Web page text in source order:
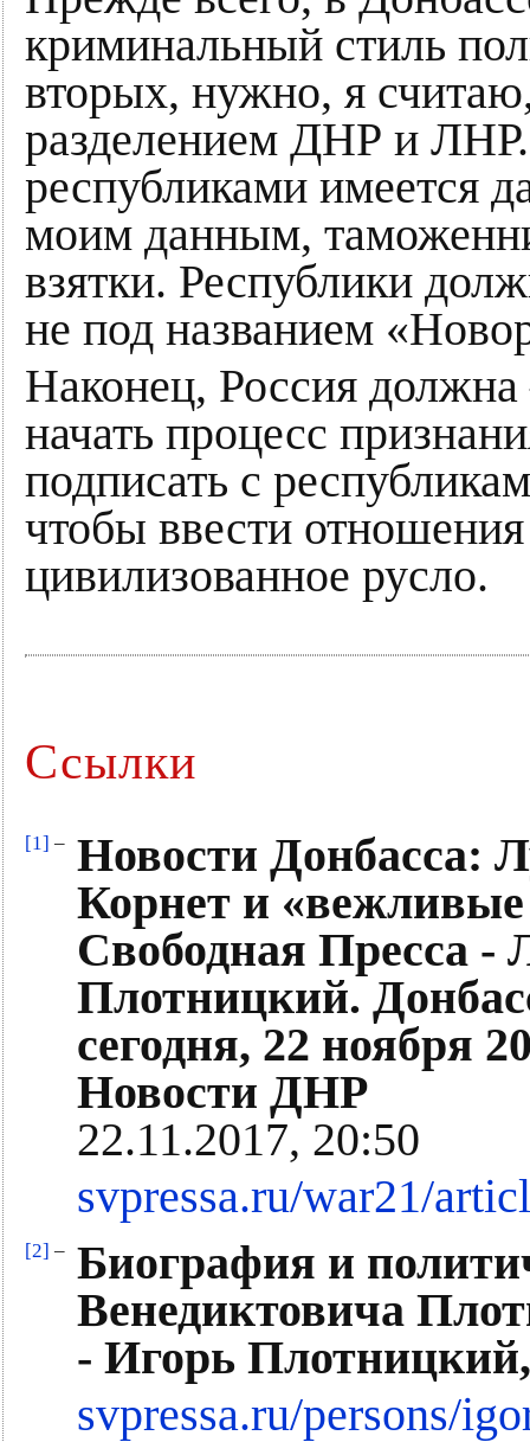
криминальный стиль
вторых, нужно, я
разделением ДНР и
республиками имеется
моим данным,
взятки. Республики
не под названием
Наконец, Россия
начать процесс
подписать с
чтобы ввести
цивилизованное русло.
Ссылки
[1] – Новости Донбасса:
Корнет и
Свободная Пресса -
Плотницкий.
сегодня, 22 ноября
Новости ДНР
22.11.2017, 20:50
svpressa.ru/war21/
[2] – Биография и
Венедиктовича
- Игорь
svpressa.ru/persons/